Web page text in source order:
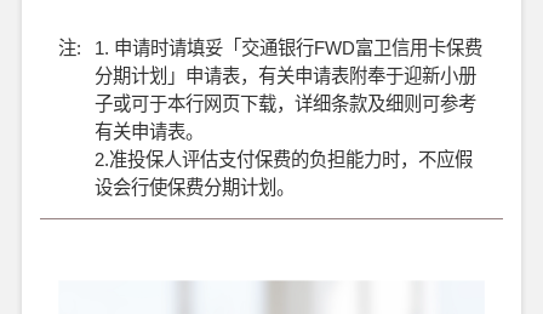
注:
1. 申请时请填妥「交通银行FWD富卫信用卡保费
分期计划」申请表，有关申请表附奉于迎新小册
子或可于本行网页下载，详细条款及细则可参考
有关申请表。
2.准投保人评估支付保费的负担能力时，不应假
设会行使保费分期计划。